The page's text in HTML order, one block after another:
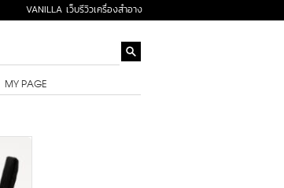
VANILLA เว็บรีวิวเครื่องสำอาง
MY PAGE